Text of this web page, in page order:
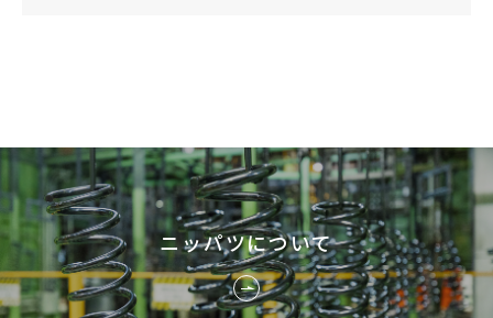
ニッパツについて